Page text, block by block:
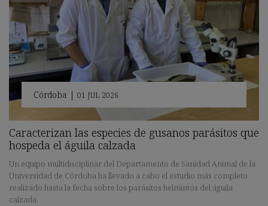
Córdoba | 01 JUL 2026
Caracterizan las especies de gusanos parásitos que
hospeda el águila calzada
Un equipo multidisciplinar del Departamento de Sanidad Animal de la
Universidad de Córdoba ha llevado a cabo el estudio más completo
realizado hasta la fecha sobre los parásitos helmintos del águila
calzada.